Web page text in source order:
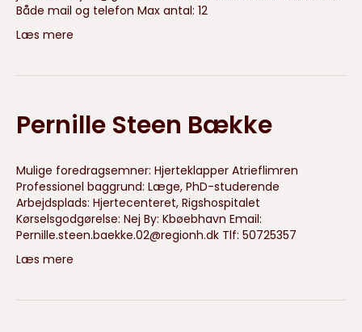
Både mail og telefon Max antal: 12
Læs mere
Pernille Steen Bække
Mulige foredragsemner: Hjerteklapper Atrieflimren
Professionel baggrund: Læge, PhD-studerende
Arbejdsplads: Hjertecenteret, Rigshospitalet
Kørselsgodgørelse: Nej By: Kbøebhavn Email:
Pernille.steen.baekke.02@regionh.dk Tlf: 50725357
Læs mere